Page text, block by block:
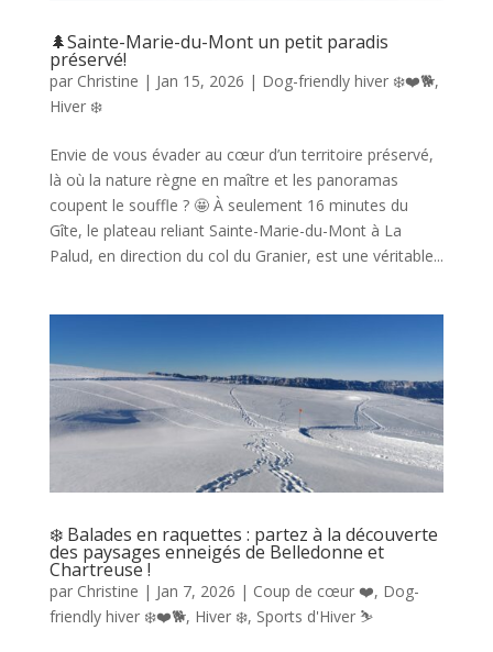
🌲Sainte-Marie-du-Mont un petit paradis
préservé!
par Christine | Jan 15, 2026 | Dog-friendly hiver ❄️❤️🐕,
Hiver ❄️
Envie de vous évader au cœur d’un territoire préservé,
là où la nature règne en maître et les panoramas
coupent le souffle ? 🤩 À seulement 16 minutes du
Gîte, le plateau reliant Sainte-Marie-du-Mont à La
Palud, en direction du col du Granier, est une véritable...
❄️ Balades en raquettes : partez à la découverte
des paysages enneigés de Belledonne et
Chartreuse !
par Christine | Jan 7, 2026 | Coup de cœur ❤️, Dog-
friendly hiver ❄️❤️🐕, Hiver ❄️, Sports d'Hiver ⛷️